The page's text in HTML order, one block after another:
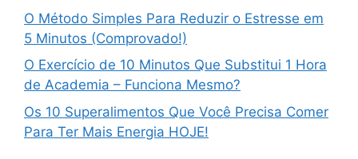
O Método Simples Para Reduzir o Estresse em
5 Minutos (Comprovado!)
O Exercício de 10 Minutos Que Substitui 1 Hora
de Academia – Funciona Mesmo?
Os 10 Superalimentos Que Você Precisa Comer
Para Ter Mais Energia HOJE!